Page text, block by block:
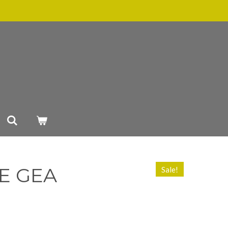
GEA Sale!